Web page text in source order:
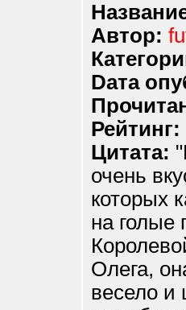
Автор:
Dата
Рейтинг:
Цитата:
очень
которых
на голые
Олега,
весело и